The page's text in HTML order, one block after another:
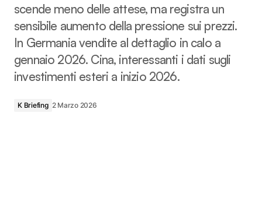
scende meno delle attese, ma registra un
sensibile aumento della pressione sui prezzi.
In Germania vendite al dettaglio in calo a
gennaio 2026. Cina, interessanti i dati sugli
investimenti esteri a inizio 2026.
K Briefing 2 Marzo 2026